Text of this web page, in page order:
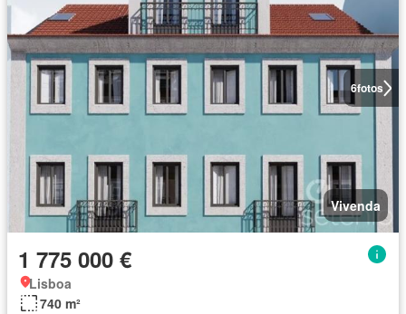
6fotos
Vivenda
1 775 000 €
Lisboa
740 m²